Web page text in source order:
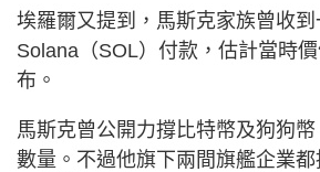
埃羅爾又提到，馬斯克家族曾收
Solana（SOL）付款，估計當時
布。
馬斯克曾公開力撐比特幣及狗狗
數量。不過他旗下兩間旗艦企業都